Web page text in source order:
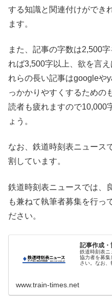
する知識と関連付けができ
ます。
また、記事の字数は2,500
れば3,500字以上、欲を言
れらの長い記事はgoogleや
っかかりやすくするための
読者も疲れますので10,000
ょう。
なお、鉄道時刻表ニュース
割しています。
鉄道時刻表ニュースでは、
も兼ねて執筆者募集を行っ
ださい。
記事作成
鉄道時刻表ニ
協力者を募集
さい。なお、
www.train-times.net